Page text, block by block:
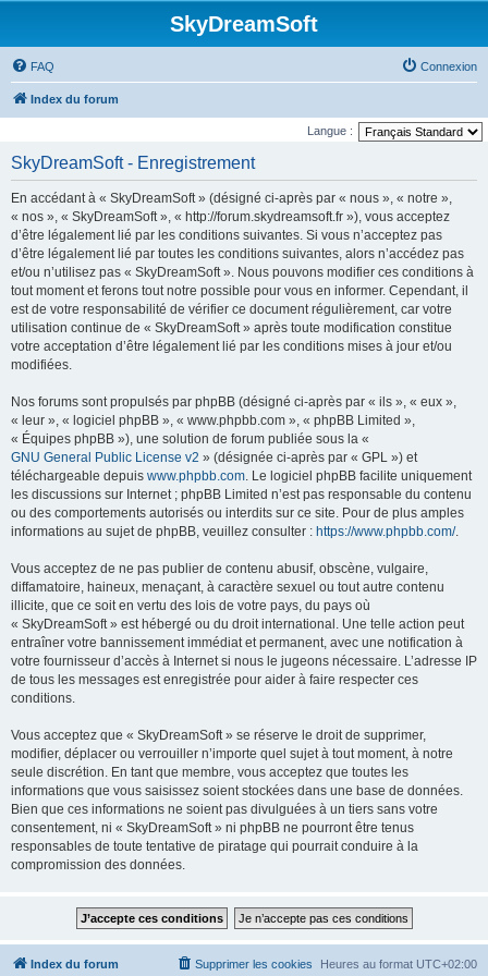
SkyDreamSoft
FAQ Connexion
Index du forum
Langue :
SkyDreamSoft - Enregistrement
En accédant à « SkyDreamSoft » (désigné ci-après par « nous », « notre »,
« nos », « SkyDreamSoft », « http://forum.skydreamsoft.fr »), vous acceptez
d’être légalement lié par les conditions suivantes. Si vous n’acceptez pas
d’être légalement lié par toutes les conditions suivantes, alors n’accédez pas
et/ou n’utilisez pas « SkyDreamSoft ». Nous pouvons modifier ces conditions à
tout moment et ferons tout notre possible pour vous en informer. Cependant, il
est de votre responsabilité de vérifier ce document régulièrement, car votre
utilisation continue de « SkyDreamSoft » après toute modification constitue
votre acceptation d’être légalement lié par les conditions mises à jour et/ou
modifiées.
Nos forums sont propulsés par phpBB (désigné ci-après par « ils », « eux »,
« leur », « logiciel phpBB », « www.phpbb.com », « phpBB Limited »,
« Équipes phpBB »), une solution de forum publiée sous la «
GNU General Public License v2 » (désignée ci-après par « GPL ») et
téléchargeable depuis www.phpbb.com. Le logiciel phpBB facilite uniquement
les discussions sur Internet ; phpBB Limited n’est pas responsable du contenu
ou des comportements autorisés ou interdits sur ce site. Pour de plus amples
informations au sujet de phpBB, veuillez consulter : https://www.phpbb.com/.
Vous acceptez de ne pas publier de contenu abusif, obscène, vulgaire,
diffamatoire, haineux, menaçant, à caractère sexuel ou tout autre contenu
illicite, que ce soit en vertu des lois de votre pays, du pays où
« SkyDreamSoft » est hébergé ou du droit international. Une telle action peut
entraîner votre bannissement immédiat et permanent, avec une notification à
votre fournisseur d’accès à Internet si nous le jugeons nécessaire. L’adresse IP
de tous les messages est enregistrée pour aider à faire respecter ces
conditions.
Vous acceptez que « SkyDreamSoft » se réserve le droit de supprimer,
modifier, déplacer ou verrouiller n’importe quel sujet à tout moment, à notre
seule discrétion. En tant que membre, vous acceptez que toutes les
informations que vous saisissez soient stockées dans une base de données.
Bien que ces informations ne soient pas divulguées à un tiers sans votre
consentement, ni « SkyDreamSoft » ni phpBB ne pourront être tenus
responsables de toute tentative de piratage qui pourrait conduire à la
compromission des données.
Index du forum Heures au format UTC+02:00
Supprimer les cookies